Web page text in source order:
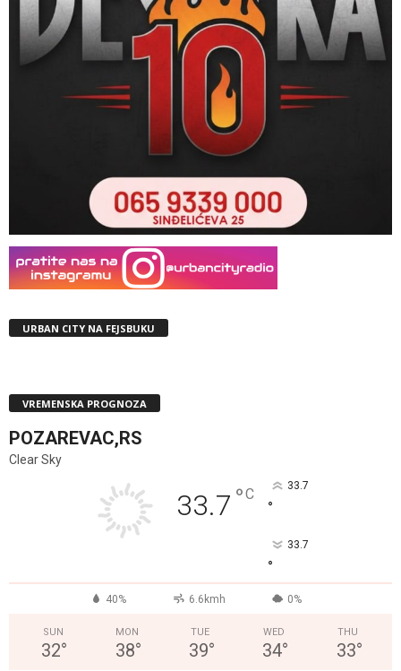
URBAN CITY NA FEJSBUKU
VREMENSKA PROGNOZA
POZAREVAC,RS
Clear Sky
33.7 °C 33.7
°
33.7
°
40% 6.6kmh 0%
SUN
32°
MON
38°
TUE
39°
WED
34°
THU
33°